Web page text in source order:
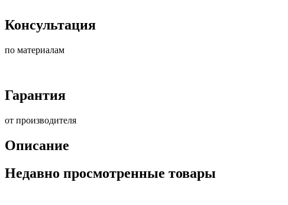
Консультация
по материалам
Гарантия
от производителя
Описание
Недавно просмотренные товары